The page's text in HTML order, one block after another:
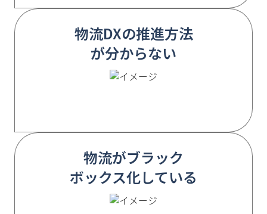
物流DXの推進方法
が分からない
物流がブラック
ボックス化している